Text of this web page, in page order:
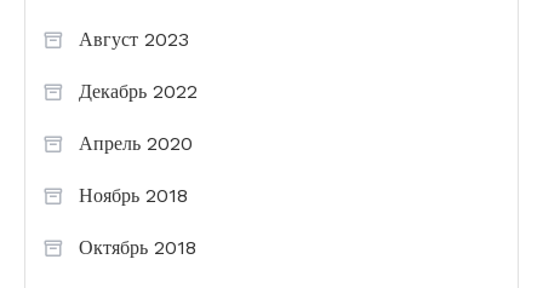
Август 2023
Декабрь 2022
Апрель 2020
Ноябрь 2018
Октябрь 2018